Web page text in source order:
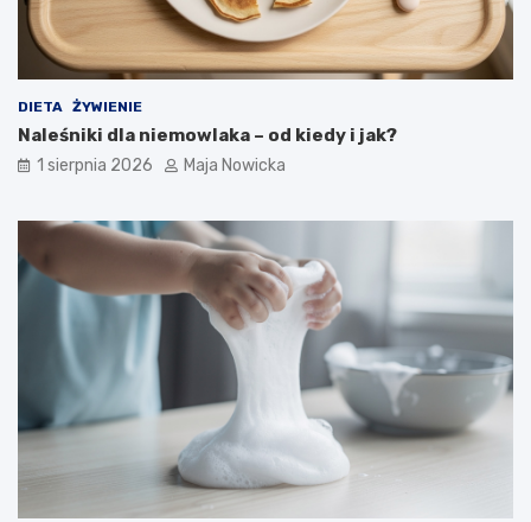
DIETA ŻYWIENIE
Naleśniki dla niemowlaka – od kiedy i jak?
1 sierpnia 2026 Maja Nowicka